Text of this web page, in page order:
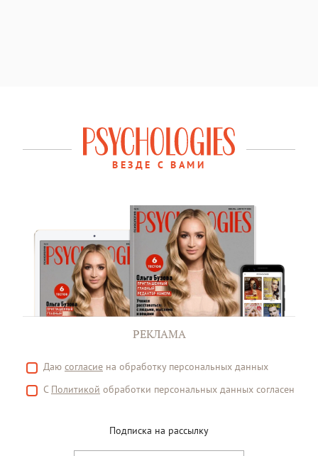
ВЕЗДЕ С ВАМИ
РЕКЛАМА
Даю согласие на обработку персональных данных
С Политикой обработки персональных данных согласен
Подписка на рассылку